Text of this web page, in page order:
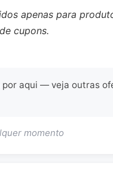
apenas para
cupons.
aqui — veja outras
momento